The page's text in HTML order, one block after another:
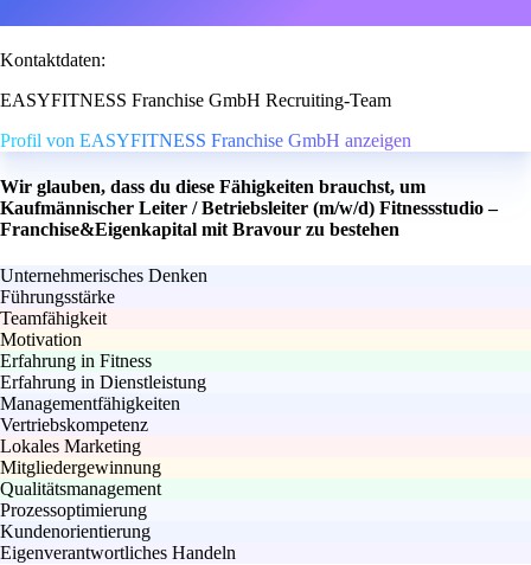
Kontaktdaten:
EASYFITNESS Franchise GmbH Recruiting-Team
Profil von EASYFITNESS Franchise GmbH anzeigen
Wir glauben, dass du diese Fähigkeiten brauchst, um
Kaufmännischer Leiter / Betriebsleiter (m/w/d) Fitnessstudio –
Franchise&Eigenkapital mit Bravour zu bestehen
Unternehmerisches Denken
Führungsstärke
Teamfähigkeit
Motivation
Erfahrung in Fitness
Erfahrung in Dienstleistung
Managementfähigkeiten
Vertriebskompetenz
Lokales Marketing
Mitgliedergewinnung
Qualitätsmanagement
Prozessoptimierung
Kundenorientierung
Eigenverantwortliches Handeln